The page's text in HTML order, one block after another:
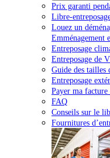
Prix garanti
Libre-
Louez un
Emménagement
Entreposage
Entreposage de
Guide des tailles
Entreposage
Payer ma facture
FAQ
Conseils sur le
Fournitures